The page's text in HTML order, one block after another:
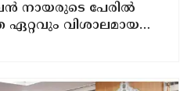
നായരുടെ പേരിൽ
ഏറ്റവും വിശാലമായ
പി.സി